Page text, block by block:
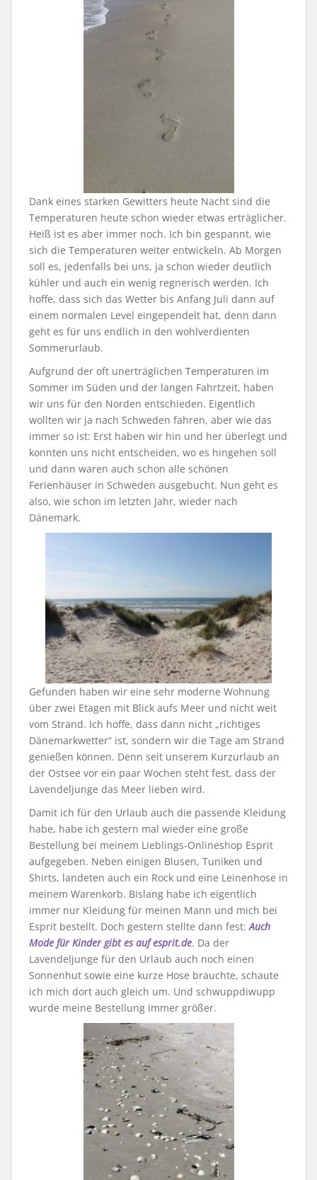
Dank eines starken Gewitters heute Nacht sind die
Temperaturen heute schon wieder etwas erträglicher.
Heiß ist es aber immer noch. Ich bin gespannt, wie
sich die Temperaturen weiter entwickeln. Ab Morgen
soll es, jedenfalls bei uns, ja schon wieder deutlich
kühler und auch ein wenig regnerisch werden. Ich
hoffe, dass sich das Wetter bis Anfang Juli dann auf
einem normalen Level eingependelt hat, denn dann
geht es für uns endlich in den wohlverdienten
Sommerurlaub.
Aufgrund der oft unerträglichen Temperaturen im
Sommer im Süden und der langen Fahrtzeit, haben
wir uns für den Norden entschieden. Eigentlich
wollten wir ja nach Schweden fahren, aber wie das
immer so ist: Erst haben wir hin und her überlegt und
konnten uns nicht entscheiden, wo es hingehen soll
und dann waren auch schon alle schönen
Ferienhäuser in Schweden ausgebucht. Nun geht es
also, wie schon im letzten Jahr, wieder nach
Dänemark.
Gefunden haben wir eine sehr moderne Wohnung
über zwei Etagen mit Blick aufs Meer und nicht weit
vom Strand. Ich hoffe, dass dann nicht „richtiges
Dänemarkwetter“ ist, sondern wir die Tage am Strand
genießen können. Denn seit unserem Kurzurlaub an
der Ostsee vor ein paar Wochen steht fest, dass der
Lavendeljunge das Meer lieben wird.
Damit ich für den Urlaub auch die passende Kleidung
habe, habe ich gestern mal wieder eine große
Bestellung bei meinem Lieblings-Onlineshop Esprit
aufgegeben. Neben einigen Blusen, Tuniken und
Shirts, landeten auch ein Rock und eine Leinenhose in
meinem Warenkorb. Bislang habe ich eigentlich
immer nur Kleidung für meinen Mann und mich bei
Esprit bestellt. Doch gestern stellte dann fest:Auch
Mode für Kinder gibt es auf esprit.de. Da der
Lavendeljunge für den Urlaub auch noch einen
Sonnenhut sowie eine kurze Hose brauchte, schaute
ich mich dort auch gleich um. Und schwuppdiwupp
wurde meine Bestellung immer größer.